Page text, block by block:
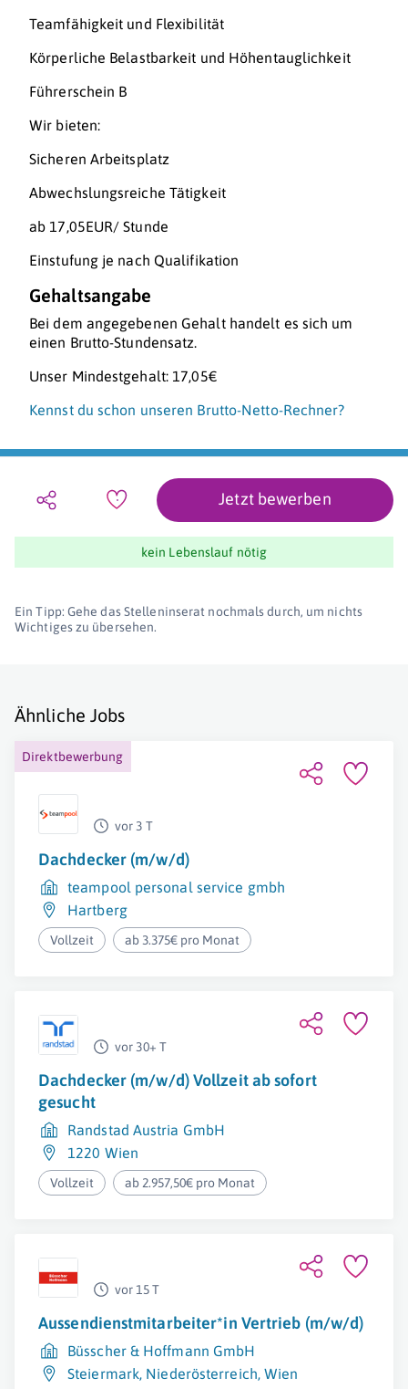
Teamfähigkeit und Flexibilität
Körperliche Belastbarkeit und Höhentauglichkeit
Führerschein B
Wir bieten:
Sicheren Arbeitsplatz
Abwechslungsreiche Tätigkeit
ab 17,05EUR/ Stunde
Einstufung je nach Qualifikation
Gehaltsangabe
Bei dem angegebenen Gehalt handelt es sich um
einen Brutto-Stundensatz.
Unser Mindestgehalt: 17,05€
Kennst du schon unseren Brutto-Netto-Rechner?
Jetzt bewerben
kein Lebenslauf nötig
Ein Tipp: Gehe das Stelleninserat nochmals durch, um nichts
Wichtiges zu übersehen.
Ähnliche Jobs
Direktbewerbung
vor 3 T
Dachdecker (m/w/d)
teampool personal service gmbh
Hartberg
Vollzeit ab 3.375€ pro Monat
vor 30+ T
Dachdecker (m/w/d) Vollzeit ab sofort
gesucht
Randstad Austria GmbH
1220 Wien
Vollzeit ab 2.957,50€ pro Monat
vor 15 T
Aussendienstmitarbeiter*in Vertrieb (m/w/d)
Büsscher & Hoffmann GmbH
Steiermark, Niederösterreich,Wien